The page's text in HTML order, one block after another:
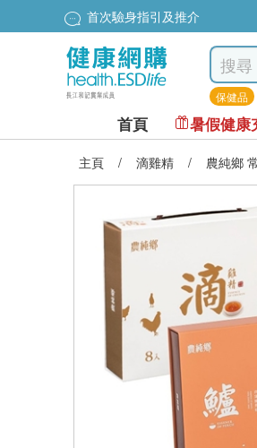
首次驗身指引及推介
保健品
首頁 暑假健康
主頁 / 滴雞精 / 農純鄉